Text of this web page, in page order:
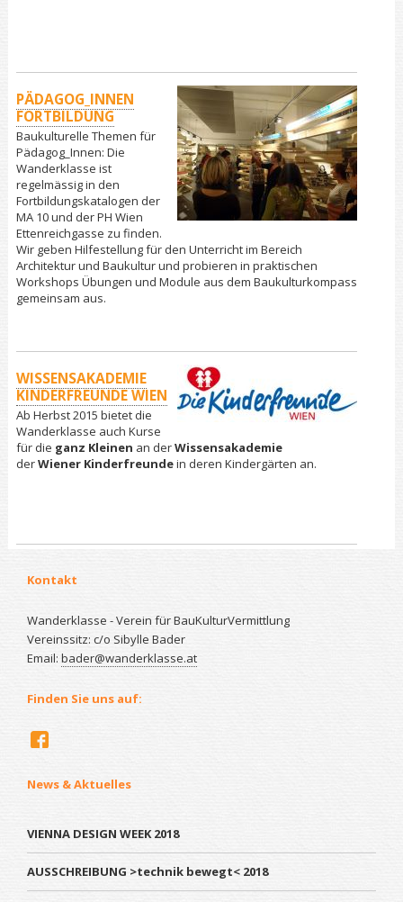
PÄDAGOG_INNEN
FORTBILDUNG
Baukulturelle Themen für
Pädagog_Innen: Die
Wanderklasse ist
regelmässig in den
Fortbildungskatalogen der
MA 10 und der PH Wien
Ettenreichgasse zu finden.
Wir geben Hilfestellung für den Unterricht im Bereich
Architektur und Baukultur und probieren in praktischen
Workshops Übungen und Module aus dem Baukulturkompass
gemeinsam aus.
WISSENSAKADEMIE
KINDERFREUNDE WIEN
Ab Herbst 2015 bietet die
Wanderklasse auch Kurse
für die ganz Kleinen an derWissensakademie
derWiener Kinderfreundein deren Kindergärten an.
Kontakt
Wanderklasse - Verein für BauKulturVermittlung
Vereinssitz: c/o Sibylle Bader
Email: bader@wanderklasse.at
Finden Sie uns auf:
News & Aktuelles
VIENNA DESIGN WEEK 2018
AUSSCHREIBUNG >technik bewegt< 2018